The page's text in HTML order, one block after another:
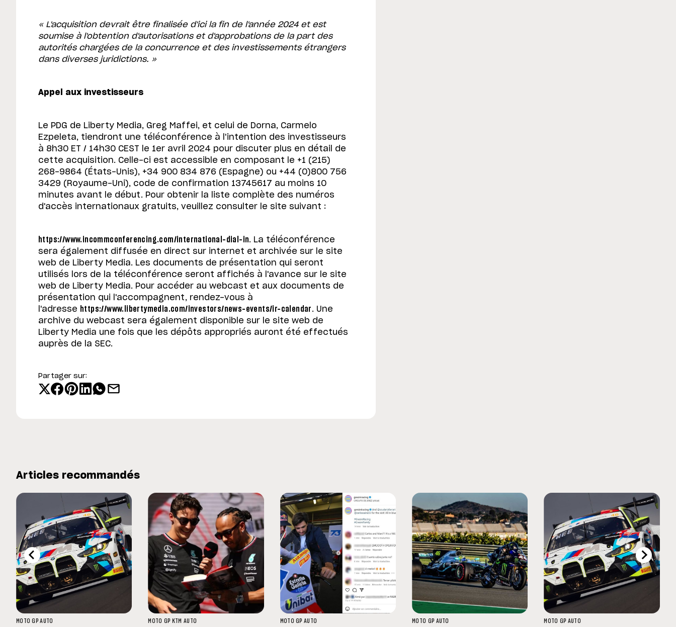
« L'acquisition devrait être finalisée d'ici la fin de l'année 2024 et est
soumise à l'obtention d'autorisations et d'approbations de la part des
autorités chargées de la concurrence et des investissements étrangers
dans diverses juridictions. »
Appel aux investisseurs
Le PDG de Liberty Media, Greg Maffei, et celui de Dorna, Carmelo
Ezpeleta, tiendront une téléconférence à l'intention des investisseurs
à 8h30 ET / 14h30 CEST le 1er avril 2024 pour discuter plus en détail de
cette acquisition. Celle-ci est accessible en composant le +1 (215)
268-9864 (États-Unis), +34 900 834 876 (Espagne) ou +44 (0)800 756
3429 (Royaume-Uni), code de confirmation 13745617 au moins 10
minutes avant le début. Pour obtenir la liste complète des numéros
d'accès internationaux gratuits, veuillez consulter le site suivant :
https://www.incommconferencing.com/international-dial-in. La téléconférence
sera également diffusée en direct sur internet et archivée sur le site
web de Liberty Media. Les documents de présentation qui seront
utilisés lors de la téléconférence seront affichés à l'avance sur le site
web de Liberty Media. Pour accéder au webcast et aux documents de
présentation qui l'accompagnent, rendez-vous à
l'adresse https://www.libertymedia.com/investors/news-events/ir-calendar. Une
archive du webcast sera également disponible sur le site web de
Liberty Media une fois que les dépôts appropriés auront été effectués
auprès de la SEC.
Partager sur:
Articles recommandés
MOTO GP AUTO MOTO GP KTM AUTO MOTO GP AUTO MOTO GP AUTO MOTO GP AUTO